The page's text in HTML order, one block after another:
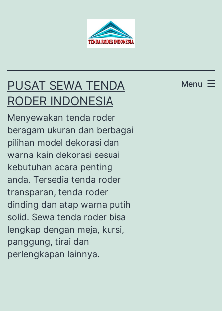
PUSAT SEWA TENDA
RODER INDONESIA
Menyewakan tenda roder
beragam ukuran dan berbagai
pilihan model dekorasi dan
warna kain dekorasi sesuai
kebutuhan acara penting
anda. Tersedia tenda roder
transparan, tenda roder
dinding dan atap warna putih
solid. Sewa tenda roder bisa
lengkap dengan meja, kursi,
panggung, tirai dan
perlengkapan lainnya.
Menu